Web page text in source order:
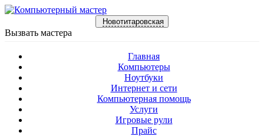
Новотитаровская
Вызвать мастера
Главная
Компьютеры
Ноутбуки
Интернет и сети
Компьютерная помощь
Услуги
Игровые рули
Прайс